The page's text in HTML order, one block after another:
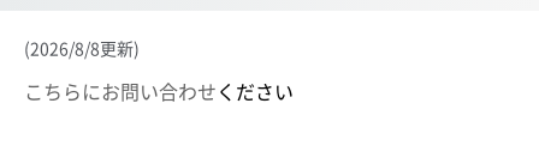
(2026/8/8更新)
こちらにお問い合わせください